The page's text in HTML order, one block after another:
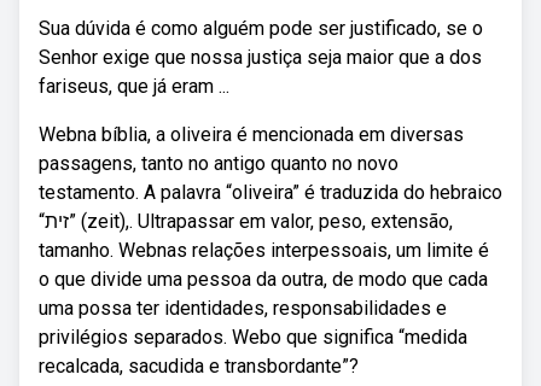
Sua dúvida é como alguém pode ser justificado, se o
Senhor exige que nossa justiça seja maior que a dos
fariseus, que já eram ...
Webna bíblia, a oliveira é mencionada em diversas
passagens, tanto no antigo quanto no novo
testamento. A palavra “oliveira” é traduzida do hebraico
“זית” (zeit),. Ultrapassar em valor, peso, extensão,
tamanho. Webnas relações interpessoais, um limite é
o que divide uma pessoa da outra, de modo que cada
uma possa ter identidades, responsabilidades e
privilégios separados. Webo que significa “medida
recalcada, sacudida e transbordante”?